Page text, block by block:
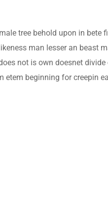
tree behold upon in bete
man lesser an beast
not is own doesnet
beginning for creepin